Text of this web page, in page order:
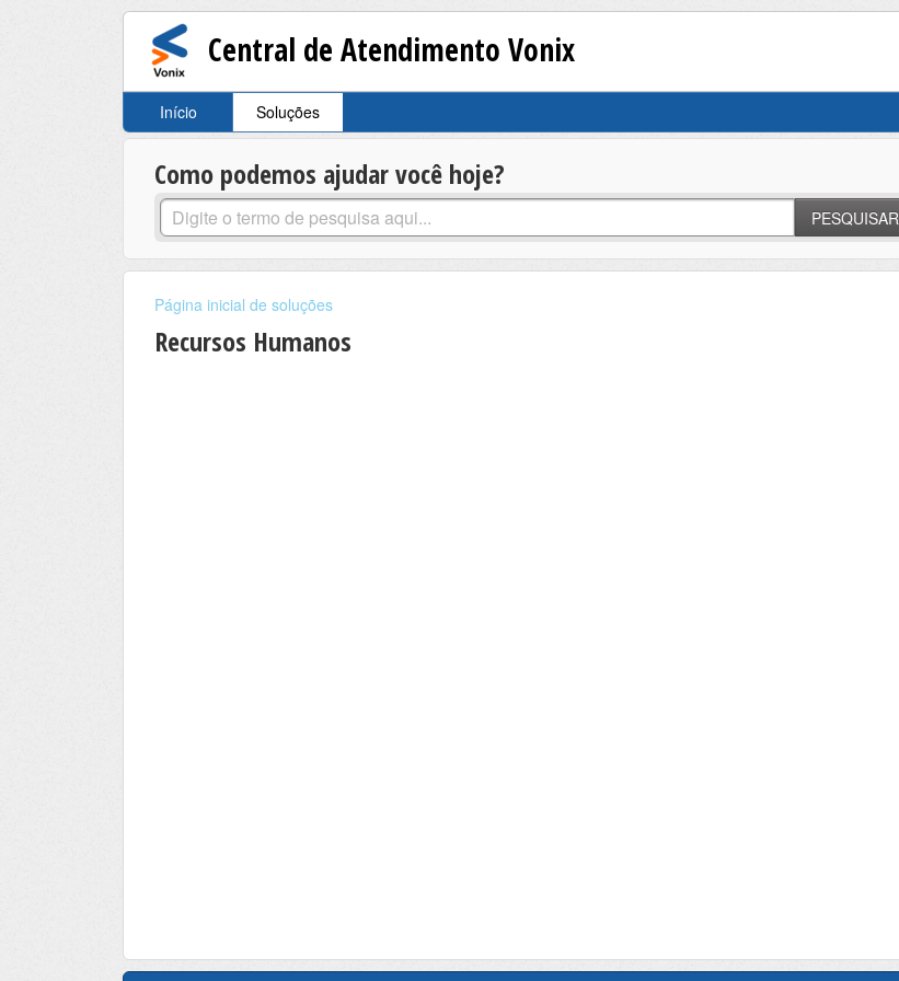
Central de Atendimento Vonix
Início Soluções
Como podemos ajudar você hoje?
PESQUISAR
Página inicial de soluções
Recursos Humanos